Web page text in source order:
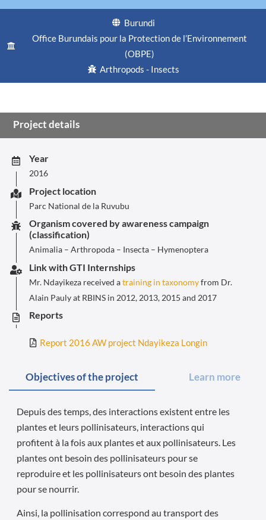
Burundi
Office Burundais pour la Protection de l’Environnement
(OBPE)
Arthropods - Insects
Project details
Year
2016
Project location
Parc National de la Ruvubu
Organism covered by awareness campaign
(classification)
Animalia – Arthropoda – Insecta – Hymenoptera
Link with GTI Internships
Mr. Ndayikeza received atraining in taxonomyfrom Dr.
Alain Pauly at RBINS in 2012, 2013, 2015 and 2017
Reports
Report 2016 AW project Ndayikeza Longin
Objectives of the project Learn more
Depuis des temps, des interactions existent entre les
plantes et leurs pollinisateurs, interactions qui
profitent à la fois aux plantes et aux pollinisateurs. Les
plantes ont besoin des pollinisateurs pour se
reproduire et les pollinisateurs ont besoin des plantes
pour se nourrir.
Ainsi, la pollinisation correspond au transport des